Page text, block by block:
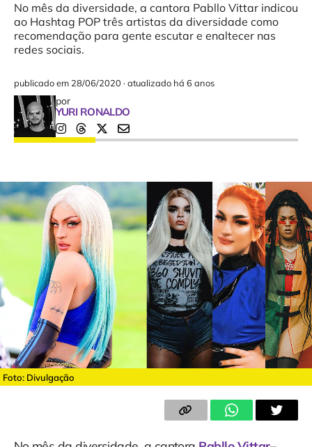
No mês da diversidade, a cantora Pabllo Vittar indicou
ao Hashtag POP três artistas da diversidade como
recomendação para gente escutar e enaltecer nas
redes sociais.
publicado em 28/06/2020 ·atualizado há 6 anos
por
YURI RONALDO
Foto: Divulgação